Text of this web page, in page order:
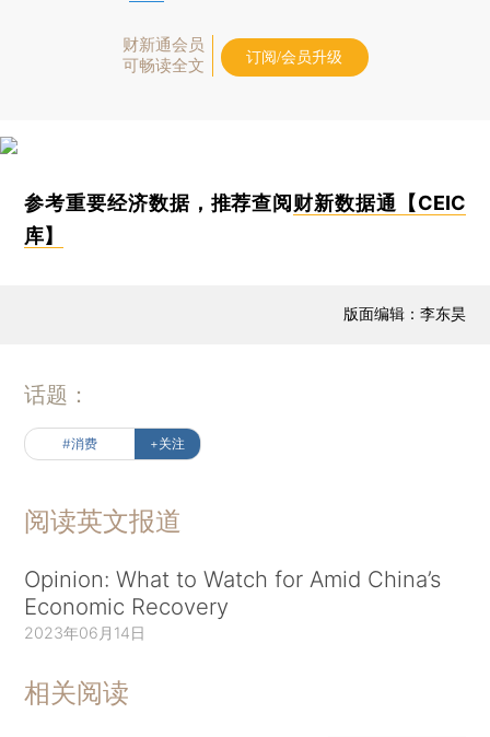
财新通会员
可畅读全文
订阅/会员升级
参考重要经济数据，推荐查阅 财新数据通【CEIC
库】
版面编辑：李东昊
话题：
#消费 +关注
阅读英文报道
Opinion: What to Watch for Amid China’s
Economic Recovery
2023年06月14日
相关阅读